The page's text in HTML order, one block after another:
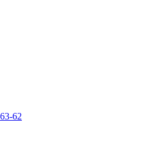
62